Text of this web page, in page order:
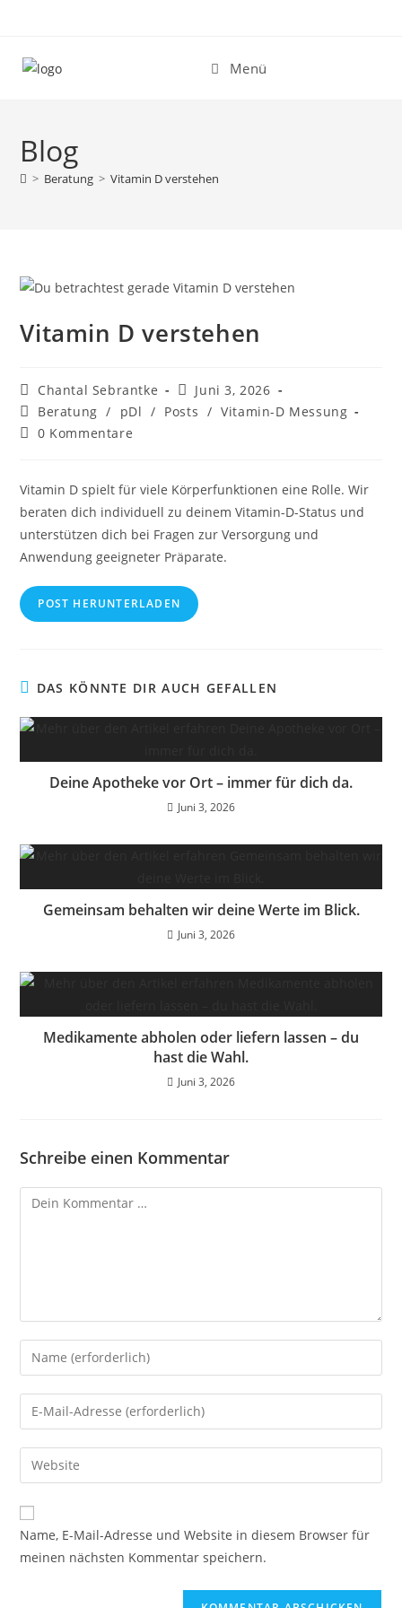
springen
Menü
Blog
> Beratung > Vitamin D verstehen
Vitamin D verstehen
Beitrags-
Autor:
Chantal Sebrantke
Beitrag
veröffentlicht:
Juni 3, 2026
Beitrags-
Kategorie:
Beratung / pDl / Posts / Vitamin-D Messung
Beitrags-
0 Kommentare
Vitamin D spielt für viele Körperfunktionen eine Rolle. Wir
beraten dich individuell zu deinem Vitamin-D-Status und
unterstützen dich bei Fragen zur Versorgung und
Anwendung geeigneter Präparate.
POST HERUNTERLADEN
DAS KÖNNTE DIR AUCH GEFALLEN
Deine Apotheke vor Ort – immer für dich da.
Juni 3, 2026
Gemeinsam behalten wir deine Werte im Blick.
Juni 3, 2026
Medikamente abholen oder liefern lassen – du
hast die Wahl.
Juni 3, 2026
Schreibe einen Kommentar
Kommentar
Gib
deinen
Namen
oder
zum
Kommentieren
ein
Gib
deine
E-
Mail-
zum
Kommentieren
ein
Gib
deine
Website-
URL
Name, E-Mail-Adresse und Website in diesem Browser für
meinen nächsten Kommentar speichern.